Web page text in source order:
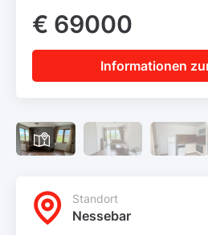
€ 69000
Informationen
Standort
Nessebar